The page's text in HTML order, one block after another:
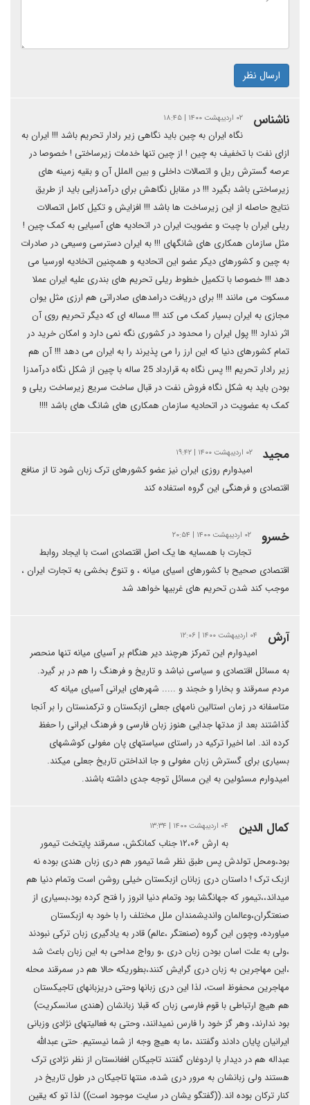
ارسال نظر
ناشناس ۰۲ اردیبهشت ۱۴۰۰ | ۱۸:۴۵
نگاه ایران به چین باید نگاهی زیر رادار تحریم باشد !!! ایران به
ازای نفت با تخفیف به چین ! از چین تنها خدمات زیرساختی ! خصوصا در
عرصه گسترش ریل و اتصالات داخلی و بین الملل آن و بقیه زمینه های
زیرساختی باشد بگیرد !!! در مقابل نگاهش برای درآمدزایی باید از طریق
نتایج حاصله از این زیرساخت ها باشد !!! افزایش و تکیل کامل اتصالات
ریلی ایران با چیت و عضویت ایران در اتحادیه های آسیایی به کمک چین !
مثل سازمان همکاری های شانگهای !!! به ایران دسترسی وسیعی در صادرات
به چین و کشورهای دیکر عضو این اتحادیه و همچنین اتخادیه اورسیا می
دهد !!! خصوصا با تکمیل خطوط ریلی تحریم های بندری علیه ایران عملا
مسکوت می مانند !!! برای دریافت درامدهای صادراتی هم ارزی مثل یوان
مجازی به ایران بسیار کمک می کند !!! مساله ای که دیگر تحریم روی آن
اثر ندارد !!! پول ایران را محدود در کشوری نگه نمی دارد و امکان خرید در
تمام کشورهای دنیا که این ارز را می پذیرند را به ایران می دهد !!! آن هم
زیر رادار تحریم !!! پس نگاه به قرارداد 25 ساله با چین از شکل نگاه درآمدزا
بودن باید به شکل نگاه فروش نفت در قبال ساخت سریع زیرساخت ریلی و
کمک به عضویت در اتحادیه سازمان همکاری های شانگ های باشد !!!!
مجید ۰۲ اردیبهشت ۱۴۰۰ | ۱۹:۴۲
امیدوارم روزی ایران نیز عضو کشورهای ترک زبان شود تا از منافع
اقتصادی و فرهنگی این گروه استفاده کند
خسرو ۰۲ اردیبهشت ۱۴۰۰ | ۲۰:۵۴
تجارت با همسایه ها یک اصل اقتصادی است با ایجاد روابط
اقتصادی صحیح با کشورهای اسیای میانه ، و تنوع بخشی به تجارت ایران ،
موجب کند شدن تحریم های غربیها خواهد شد
آرش ۰۴ اردیبهشت ۱۴۰۰ | ۱۲:۰۶
امیدوارم این تمرکز هرچند دیر هنگام بر آسیای میانه تنها منحصر
به مسائل اقتصادی و سیاسی نباشد و تاریخ و فرهنگ را هم در بر گیرد.
مردم سمرقند و بخارا و خجند و ..... شهرهای ایرانی آسیای میانه که
متاسفانه در زمان استالین نامهای جعلی ازبکستان و ترکمنستان را بر آنجا
گذاشتند بعد از مدتها جدایی هنوز زبان فارسی و فرهنگ ایرانی را حغظ
کرده اند. اما اخیرا ترکیه در راستای سیاستهای پان مغولی کوششهای
بسیاری برای گسترش زبان مغولی و جا انداختن تاریخ جعلی میکند.
امیدوارم مسئولین به این مسائل توجه جدی داشته باشند.
کمال الدین ۰۴ اردیبهشت ۱۴۰۰ | ۱۳:۳۴
به ارش ۱۲،۰۶ جناب کمانکش، سمرقند پایتخت تیمور
بود،ومحل تولدش پس طبق نظر شما تیمور هم دری زبان هندی بوده نه
ازبک ترک ! داستان دری زبانان ازبکستان خیلی روشن است وتمام دنیا هم
میداند،،تیمور که جهانگشا بود وتمام دنیا انروز را فتح کرده بود،بسیاری از
صنعتگران،وعالمان واندیشمندان ملل مختلف را با خود به ازبکستان
میاورده، وچون این گروه (صنعتگر ،عالم) قادر به یادگیری زبان ترکی نبودند
،ولی به علت اسان بودن زبان دری ،و رواج مداحی به این زبان باعث شد
،این مهاجرین به زبان دری گرایش کنند،بطوریکه حالا هم در سمرقند محله
مهاجرین محفوظ است، لذا این دری زبانها وحتی دریزبانهای تاجیکستان
هم هیچ ارتباطی با قوم فارسی زبان که قبلا زبانشان (هندی سانسکریت)
بود ندارند، وهر گز خود را فارس نمیدانند، وحتی به فعالیتهای نژادی وزبانی
ایرانیان پایان دادند وگفتند ،ما به هیچ وجه از شما نیستیم. حتی عبدالله
عبداله هم در دیدار با اردوغان گفتند تاجیکان افغانستان از نظر نژادی ترک
هستند ولی زبانشان به مرور دری شده، منتها تاجیکان در طول تاریخ در
کنار ترکان بوده اند.((گفتگو یشان در سایت موجود است)) لذا تو که یقین